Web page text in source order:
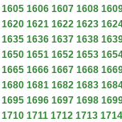
1605 1606 1607 1608
1620 1621 1622 1623
1635 1636 1637 1638
1650 1651 1652 1653
1665 1666 1667 1668
1680 1681 1682 1683
1695 1696 1697 1698
1710 1711 1712 1713 1714